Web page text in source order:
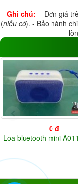
5V(33)
Ghi chú: - Đơn giá
(niếu có). - Bảo hành
0 đ
Loa bluetooth mini